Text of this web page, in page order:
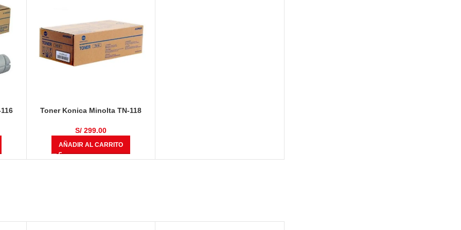
Toner Konica Minolta TN-118
S/ 299.00
AÑADIR AL CARRITO